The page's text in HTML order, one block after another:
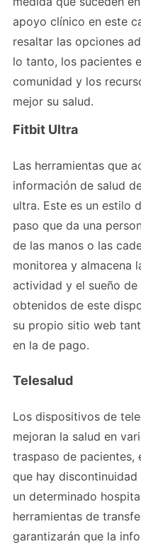
apoyo clínico en este
resaltar las opciones
lo tanto, los pacientes
comunidad y los
mejor su salud.
Fitbit Ultra
Las herramientas que
información de salud
ultra. Este es un estilo
paso que da una
de las manos o las
monitorea y almacena
actividad y el sueño
obtenidos de este
su propio sitio web
en la de pago.
Telesalud
Los dispositivos de
mejoran la salud en
traspaso de pacientes,
que hay
un determinado
herramientas de
garantizarán que la